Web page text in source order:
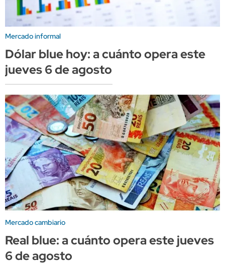
Mercado informal
Dólar blue hoy: a cuánto opera este
jueves 6 de agosto
Mercado cambiario
Real blue: a cuánto opera este jueves
6 de agosto